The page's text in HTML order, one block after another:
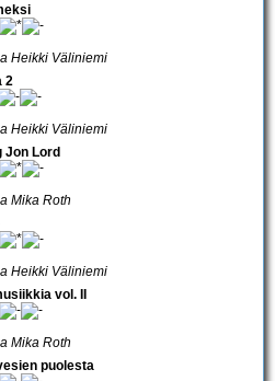
Heikki Väliniemi
2
Heikki Väliniemi
Jon Lord
Mika Roth
Heikki Väliniemi
vol. II
Mika Roth
puolesta